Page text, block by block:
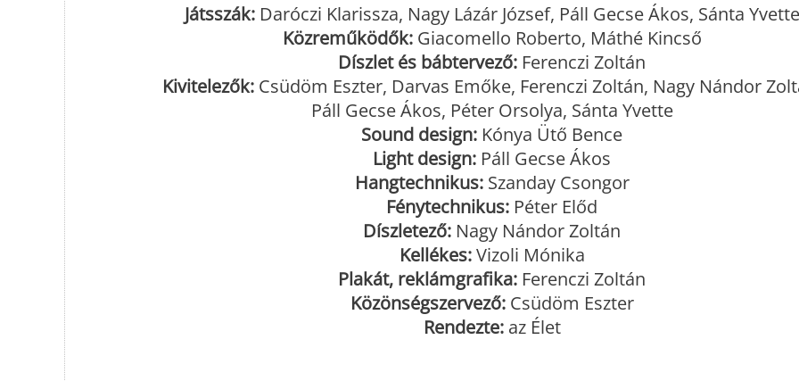
Játsszák:Daróczi Klarissza, Nagy Lázár József, Páll Gecse Ákos, Sánta Yvette
Közreműködők:Giacomello Roberto, Máthé Kincső
Díszlet és bábtervező: Ferenczi Zoltán
Kivitelezők:Csüdöm Eszter, Darvas Emőke, Ferenczi Zoltán, Nagy Nándor
Páll Gecse Ákos, Péter Orsolya, Sánta Yvette
Sound design: Kónya Ütő Bence
Light design: Páll Gecse Ákos
Hangtechnikus:Szanday Csongor
Fénytechnikus: Péter Előd
Díszletező: Nagy Nándor Zoltán
Kellékes:Vizoli Mónika
Plakát, reklámgrafika: Ferenczi Zoltán
Közönségszervező:Csüdöm Eszter
Rendezte:az Élet